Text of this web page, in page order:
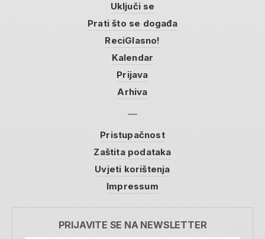
Uključi se
Prati što se događa
ReciGlasno!
Kalendar
Prijava
Arhiva
Pristupačnost
Zaštita podataka
Uvjeti korištenja
Impressum
PRIJAVITE SE NA NEWSLETTER